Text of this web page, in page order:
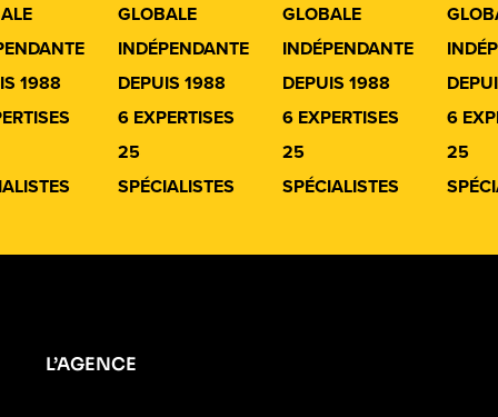
1988
GLOBALE
INDÉPENDANTE
DEPUIS 1988
6 EXPERTISES
25
SPÉCIALISTES
GLOBALE
INDÉPENDANTE
DEPUIS 1988
6 EXPERTISES
25
SPÉCIALISTES
6
25
L’AGENCE